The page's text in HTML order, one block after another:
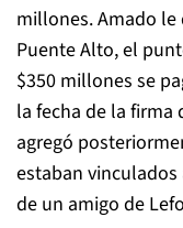
millones. Amado le
Puente Alto, el
$350 millones se
la fecha de la firma
agregó
estaban vinculados
de un amigo de